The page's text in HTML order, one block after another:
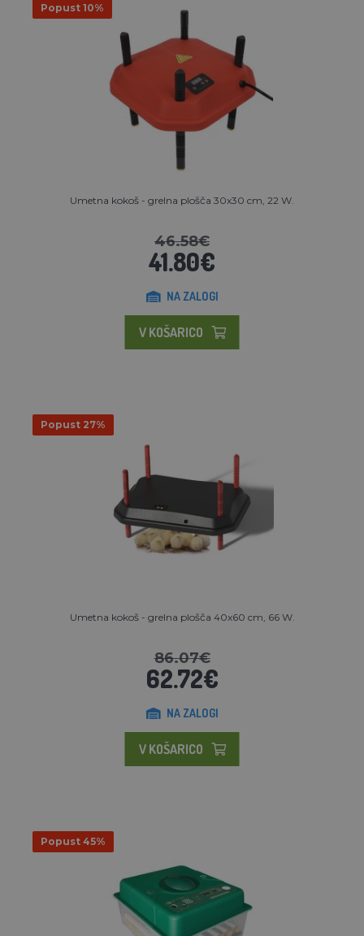
Popust 10%
Umetna kokoš - grelna plošča 30x30 cm, 22 W.
46.58€
41.80€
NA ZALOGI
V KOŠARICO
Popust 27%
Umetna kokoš - grelna plošča 40x60 cm, 66 W.
86.07€
62.72€
NA ZALOGI
V KOŠARICO
Popust 45%